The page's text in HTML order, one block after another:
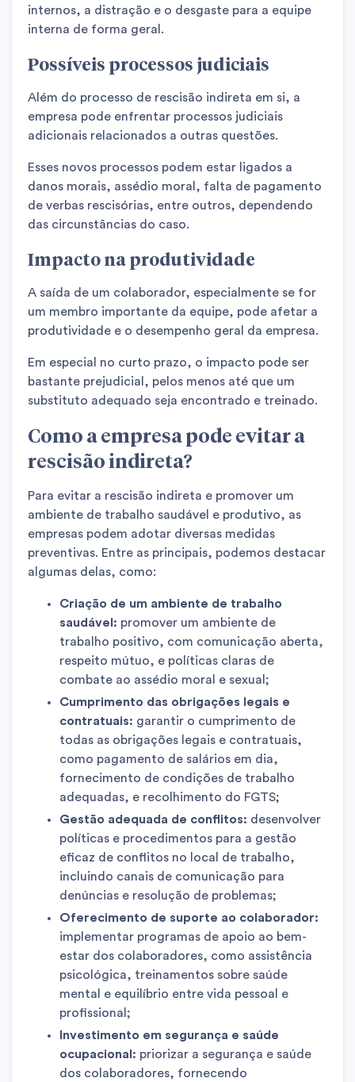
internos, a distração e o desgaste para a equipe
interna de forma geral.
Possíveis processos judiciais
Além do processo de rescisão indireta em si, a
empresa pode enfrentar processos judiciais
adicionais relacionados a outras questões.
Esses novos processos podem estar ligados a
danos morais, assédio moral, falta de pagamento
de verbas rescisórias, entre outros, dependendo
das circunstâncias do caso.
Impacto na produtividade
A saída de um colaborador, especialmente se for
um membro importante da equipe, pode afetar a
produtividade e o desempenho geral da empresa.
Em especial no curto prazo, o impacto pode ser
bastante prejudicial, pelos menos até que um
substituto adequado seja encontrado e treinado.
Como a empresa pode evitar a
rescisão indireta?
Para evitar a rescisão indireta e promover um
ambiente de trabalho saudável e produtivo, as
empresas podem adotar diversas medidas
preventivas. Entre as principais, podemos destacar
algumas delas, como:
Criação de um ambiente de trabalho
saudável: promover um ambiente de
trabalho positivo, com comunicação aberta,
respeito mútuo, e políticas claras de
combate ao assédio moral e sexual;
Cumprimento das obrigações legais e
contratuais: garantir o cumprimento de
todas as obrigações legais e contratuais,
como pagamento de salários em dia,
fornecimento de condições de trabalho
adequadas, e recolhimento do FGTS;
Gestão adequada de conflitos: desenvolver
políticas e procedimentos para a gestão
eficaz de conflitos no local de trabalho,
incluindo canais de comunicação para
denúncias e resolução de problemas;
Oferecimento de suporte ao colaborador:
implementar programas de apoio ao bem-
estar dos colaboradores, como assistência
psicológica, treinamentos sobre saúde
mental e equilíbrio entre vida pessoal e
profissional;
Investimento em segurança e saúde
ocupacional: priorizar a segurança e saúde
dos colaboradores, fornecendo